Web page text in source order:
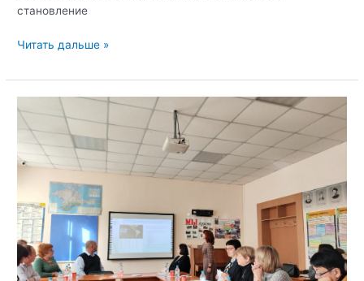
становление
В
федеральном
университете
им.
В.
Вернадского
состоялся
межрегиональный
открытый
диалог
«Россия
–
Читать дальше »